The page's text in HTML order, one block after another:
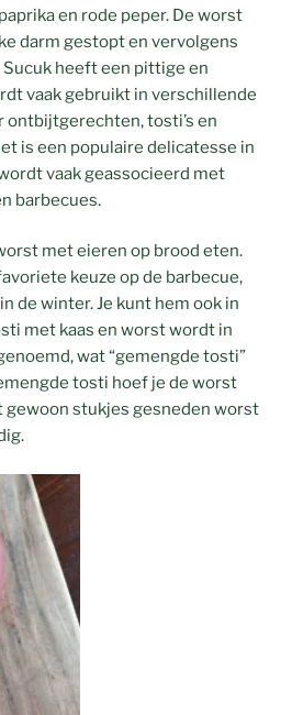
en rode peper. De worst
darm gestopt en vervolgens
heeft een pittige en
vaak gebruikt in verschillende
ontbijtgerechten, tosti’s en
is een populaire delicatesse in
vaak geassocieerd met
barbecues.
met eieren op brood eten.
keuze op de barbecue,
de winter. Je kunt hem ook in
met kaas en worst wordt in
wat “gemengde tosti”
tosti hoef je de worst
gewoon stukjes gesneden worst